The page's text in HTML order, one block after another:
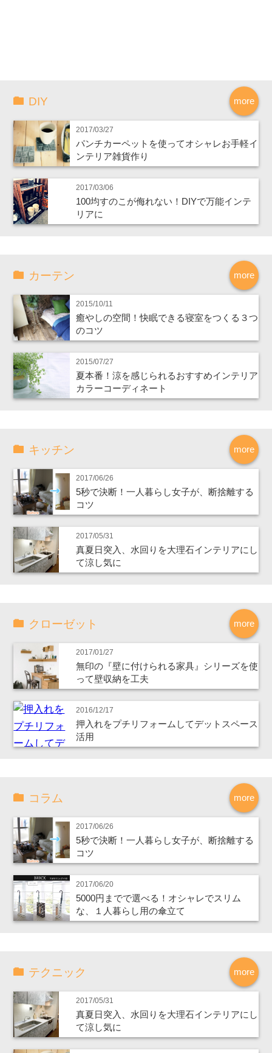
more
DIY
2017/03/27
パンチカーペットを使ってオシャレお手軽イ
ンテリア雑貨作り
2017/03/06
100均すのこが侮れない！DIYで万能インテ
リアに
more
カーテン
2015/10/11
癒やしの空間！快眠できる寝室をつくる３つ
のコツ
2015/07/27
夏本番！涼を感じられるおすすめインテリア
カラーコーディネート
more
キッチン
2017/06/26
5秒で決断！一人暮らし女子が、断捨離する
コツ
2017/05/31
真夏日突入、水回りを大理石インテリアにし
て涼し気に
more
クローゼット
2017/01/27
無印の『壁に付けられる家具』シリーズを使
って壁収納を工夫
2016/12/17
押入れをプチリフォームしてデットスペース
活用
more
コラム
2017/06/26
5秒で決断！一人暮らし女子が、断捨離する
コツ
2017/06/20
5000円までで選べる！オシャレでスリム
な、１人暮らし用の傘立て
more
テクニック
2017/05/31
真夏日突入、水回りを大理石インテリアにし
て涼し気に